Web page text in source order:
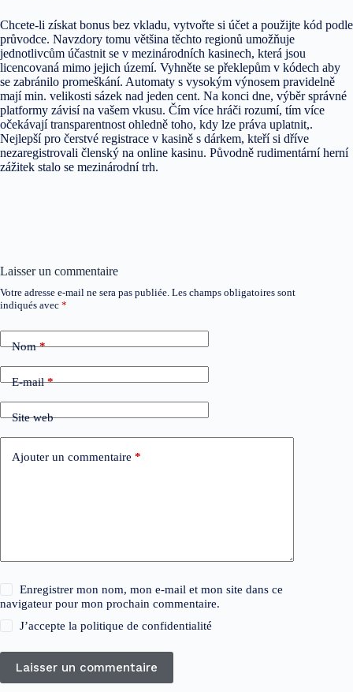
Chcete-li získat bonus bez vkladu, vytvořte si účet a použijte kód podle
průvodce. Navzdory tomu většina těchto regionů umožňuje
jednotlivcům účastnit se v mezinárodních kasinech, která jsou
licencovaná mimo jejich území. Vyhněte se překlepům v kódech aby
se zabránilo promeškání. Automaty s vysokým výnosem pravidelně
mají min. velikosti sázek nad jeden cent. Na konci dne, výběr správné
platformy závisí na vašem vkusu. Čím více hráči rozumí, tím více
očekávají transparentnost ohledně toho, kdy lze práva uplatnit,.
Nejlepší pro čerstvé registrace v kasině s dárkem, kteří si dříve
nezaregistrovali členský na online kasinu. Původně rudimentární herní
zážitek stalo se mezinárodní trh.
Laisser un commentaire
Votre adresse e-mail ne sera pas publiée. Les champs obligatoires sont
indiqués avec *
Nom*
E-mail*
Site web
Ajouter un commentaire *
Enregistrer mon nom, mon e-mail et mon site dans ce
navigateur pour mon prochain commentaire.
J’accepte lapolitique de confidentialité
Laisser un commentaire